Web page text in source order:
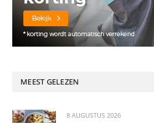
MEEST GELEZEN
8 AUGUSTUS 2026